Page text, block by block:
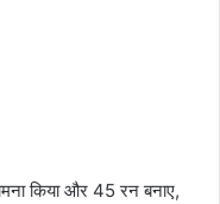
किया और 45 रन बनाए,